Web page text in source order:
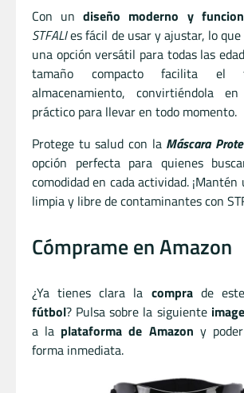
Con undiseño moderno y
STFALIes fácil de usar y ajustar, lo
una opción versátil para todas las
tamaño compacto facilita el
almacenamiento, convirtiéndola
práctico para llevar en todo momento.
Protege tu salud con la Máscara
opción perfecta para quienes
comodidad en cada actividad.
limpia y libre de contaminantes con
Cómprame en Amazon
¿Ya tienes clara la comprade este
fútbol? Pulsa sobre la siguiente
a la plataforma de Amazon y poder
forma inmediata.